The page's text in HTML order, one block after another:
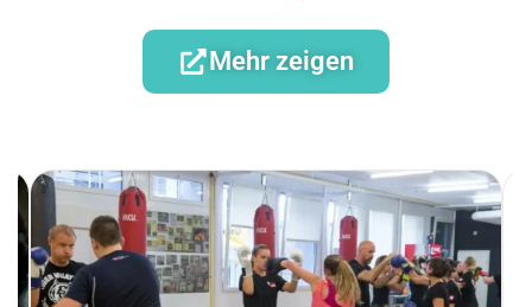
Mehr zeigen